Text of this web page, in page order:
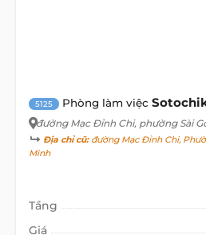
5125 Phòng làm việc
đường Mạc Đỉnh Chi, phường Sài
Địa chỉ cũ:đường Mạc Đỉnh Chi,
Minh
Tầng
Giá